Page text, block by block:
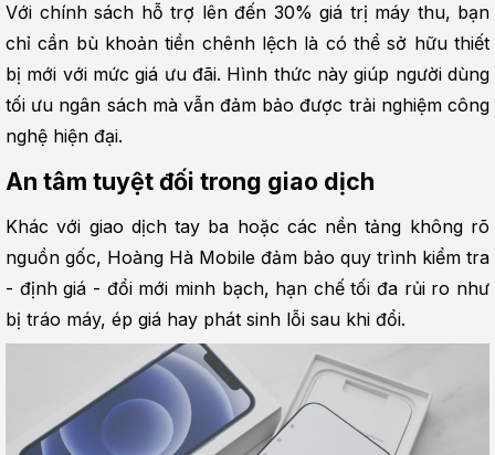
Với chính sách hỗ trợ lên đến 30% giá trị máy thu, bạn
chỉ cần bù khoản tiền chênh lệch là có thể sở hữu thiết
bị mới với mức giá ưu đãi. Hình thức này giúp người dùng
tối ưu ngân sách mà vẫn đảm bảo được trải nghiệm công
nghệ hiện đại.
An tâm tuyệt đối trong giao dịch
Khác với giao dịch tay ba hoặc các nền tảng không rõ
nguồn gốc, Hoàng Hà Mobile đảm bảo quy trình kiểm tra
- định giá - đổi mới minh bạch, hạn chế tối đa rủi ro như
bị tráo máy, ép giá hay phát sinh lỗi sau khi đổi.